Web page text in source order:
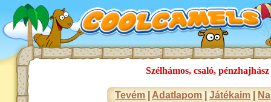
Szélhámos, csaló,
Tevém Adatlapom |Játékaim